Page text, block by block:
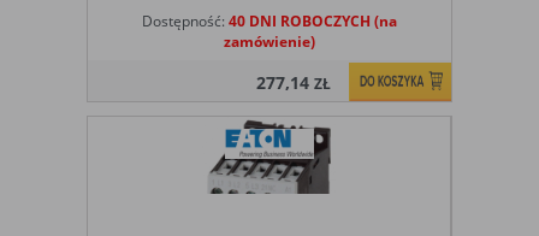
Dostępność: 40 DNI ROBOCZYCH (na
zamówienie)
277,14ZŁ